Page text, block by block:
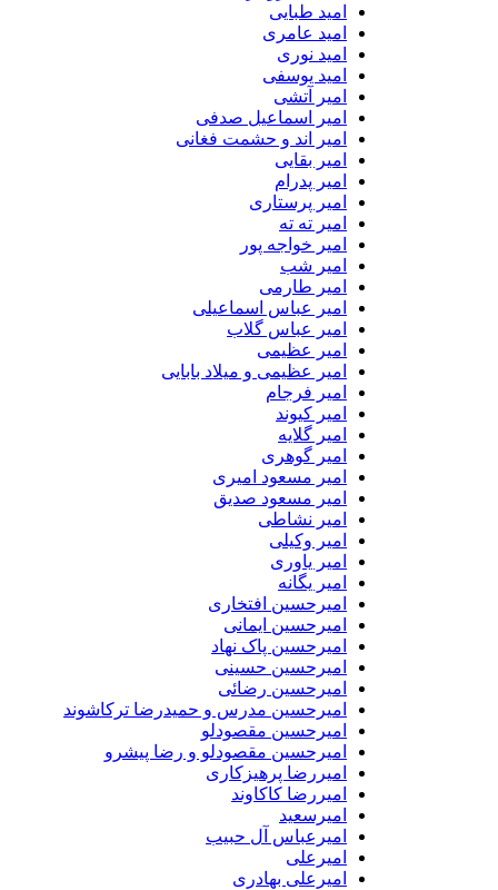
امید طبایی
امید عامری
امید نوری
امید یوسفی
امیر آتشی
امیر اسماعیل صدفی
امیر اند و حشمت فغانی
امیر بقایی
امیر پدرام
امیر پرستاری
امیر ته ته
امیر خواجه پور
امیر شب
امیر طارمی
امیر عباس اسماعیلی
امیر عباس گلاب
امیر عظیمی
امیر عظیمی و میلاد بابایی
امیر فرجام
امیر کیوند
امیر گلایه
امیر گوهری
امیر مسعود امیری
امیر مسعود صدیق
امیر نشاطی
امیر وکیلی
امیر یاوری
امیر یگانه
امیرحسین افتخاری
امیرحسین ایمانی
امیرحسین پاک نهاد
امیرحسین حسینی
امیرحسین رضائی
امیرحسین مدرس و حمیدرضا ترکاشوند
امیرحسین مقصودلو
امیرحسین مقصودلو و رضا پیشرو
امیررضا پرهیزکاری
امیررضا کاکاوند
امیرسعید
امیرعباس آل حبیب
امیرعلی
امیرعلی بهادری